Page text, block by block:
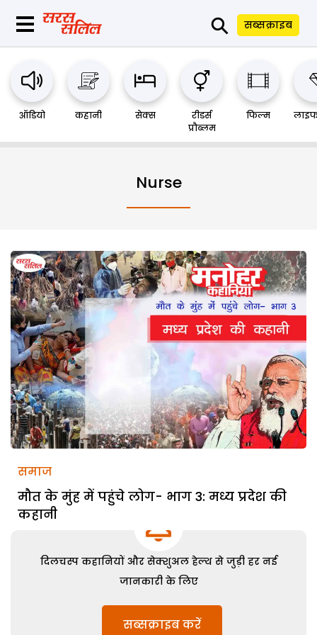
⚲ सब्सक्राइब
ऑडियो कहानी सेक्स
रीडर्स
प्रौब्लम
फिल्म
Nurse
समाज
मौत के मुंह में पहुंचे लोग- भाग 3: मध्य प्रदेश की
कहानी
दिलचस्प कहानियों और सेक्शुअल हेल्थ से जुड़ी हर नई
जानकारी के लिए
सब्सक्राइब करें